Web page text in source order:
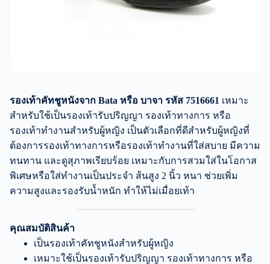
รองเท้าคัทชูหนังจาก Bata หรือ บาจา รหัส 7516661 เหมาะ
สำหรับใช้เป็นรองเท้ารับปริญญา รองเท้าทางการ หรือ
รองเท้าทำงานสำหรับผู้หญิง เป็นตัวเลือกที่ดีสำหรับผู้หญิงที่
ต้องการรองเท้าทางการหรือรองเท้าทำงานที่ใส่สบาย มีความ
ทนทาน และดูสุภาพเรียบร้อย เหมาะกับการสวมใส่ในโอกาส
พิเศษหรือใส่ทำงานเป็นประจำ ส้นสูง 2 นิ้ว หนา ช่วยเพิ่ม
ความสูงและรองรับน้ำหนัก ทำให้ไม่เมื่อยเท้า
คุณสมบัติสินค้า
เป็นรองเท้าคัทชูหนังสำหรับผู้หญิง
เหมาะใช้เป็นรองเท้ารับปริญญา รองเท้าทางการ หรือ